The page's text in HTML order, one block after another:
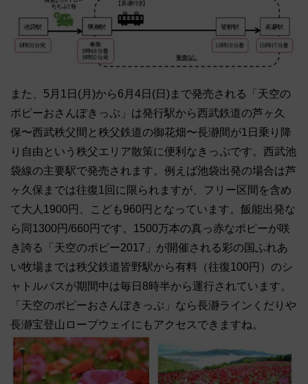
また、5月1日(月)から6月4日(日)まで発売される「天空の
ポピーおさんぽきっぷ」は発行駅から西武鉄道の芦ヶ久
保〜西武秩父間と秩父鉄道の御花畑〜長瀞間が1日乗り降
り自由という秩父エリア散策に便利なきっぷです。西武池
袋線の主要駅で発売されます。例えば池袋出発の場合は芦
ヶ久保までは往復1回に限られますが、フリー区間を含め
て大人1900円、こども960円となっています。飯能出発な
ら同1300円/660円です。1500万本の真っ赤なポピーが咲
き誇る「天空のポピー2017」が開催される彩の国ふれあ
い牧場までは秩父鉄道皆野駅から有料（往復100円）のシ
ャトルバスが期間中は毎日8時半から運行されています。
「天空のポピーおさんぽきっぷ」なら長瀞ラインくだりや
長瀞宝登山ロープウェイにもアクセスできますね。